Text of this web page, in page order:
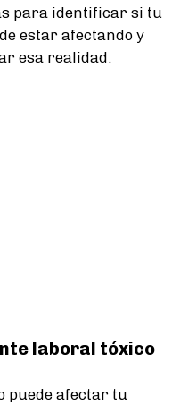
para identificar si tu
estar afectando y
esa realidad.
laboral tóxico
puede afectar tu